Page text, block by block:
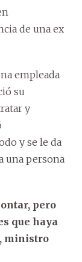
de una ex
empleada
su
y
y se le da
una persona
pero
que haya
ministro